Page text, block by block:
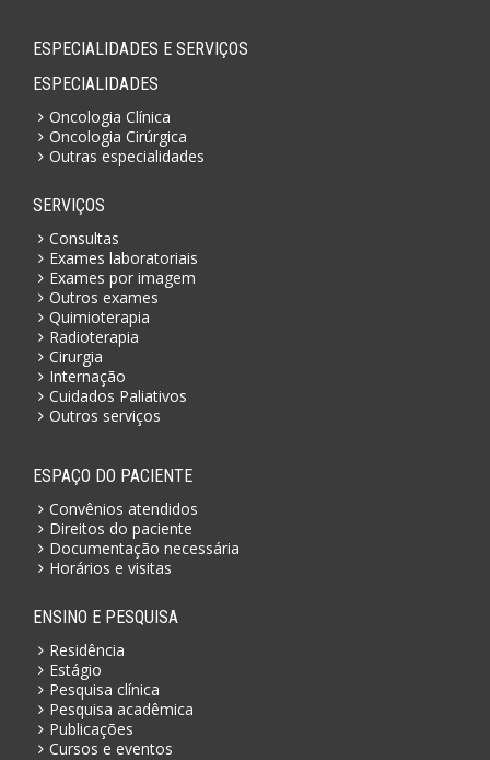
ESPECIALIDADES E SERVIÇOS
ESPECIALIDADES
Oncologia Clínica
Oncologia Cirúrgica
Outras especialidades
SERVIÇOS
Consultas
Exames laboratoriais
Exames por imagem
Outros exames
Quimioterapia
Radioterapia
Cirurgia
Internação
Cuidados Paliativos
Outros serviços
ESPAÇO DO PACIENTE
Convênios atendidos
Direitos do paciente
Documentação necessária
Horários e visitas
ENSINO E PESQUISA
Residência
Estágio
Pesquisa clínica
Pesquisa acadêmica
Publicações
Cursos e eventos